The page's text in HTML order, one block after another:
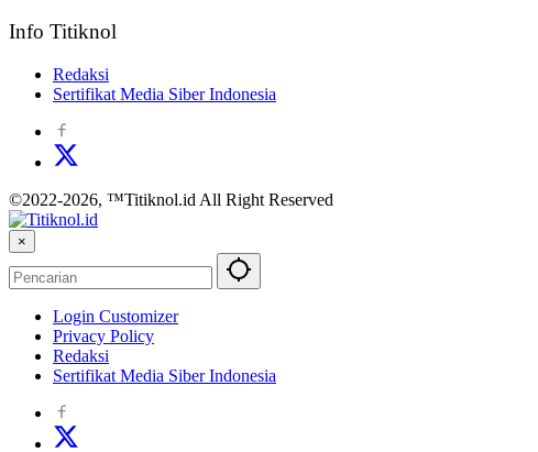
Info Titiknol
Redaksi
Sertifikat Media Siber Indonesia
©2022-2026, ™Titiknol.id All Right Reserved
×
Login Customizer
Privacy Policy
Redaksi
Sertifikat Media Siber Indonesia